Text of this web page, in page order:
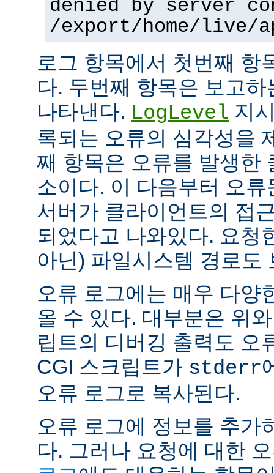
denied by server
/export/home/live/
로그 항목에서 첫번째 항
다. 두번째 항목은 보고
나타낸다. LogLevel 지
록되는 오류의 심각성을
째 항목은 오류를 발생한
소이다. 이 다음부터 오
서버가 클라이언트의 접
되었다고 나와있다. 요청
아닌) 파일시스템 경로도
오류 로그에는 매우 다양
올 수 있다. 대부분은 위
립트의 디버깅 출력도 오
CGI 스크립트가 stderr
오류 로그로 복사된다.
오류 로그에 정보를 추가
다. 그러나 요청에 대한